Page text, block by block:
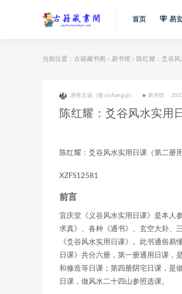
首页 易
当前位置： 古籍藏书阁 > 易书馆 > 陈红耀：爻谷风
易善古籍（微:yishanguji） 易书馆
陈红耀：爻谷风水实用
陈红耀：爻谷风水实用日课（第二册
XZFS12581
前言
宜庆堂《义谷风水实用日课》是本人
求真》、各种《通书》、玄空大卦、
《爻谷风水实用日课》。此书通俗
日课》共分六册，第一册通用日课，
和修造等日课；第四册阴宅日课，是
日课，做风水二十四山参照选课。